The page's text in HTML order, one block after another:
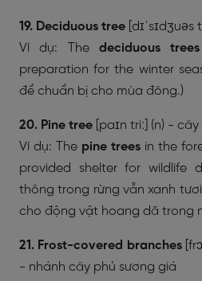
19. Deciduous tree
Ví dụ: The deciduous trees
preparation for the winter
để chuẩn bị cho mùa đông.)
20. Pine tree [paɪn triː] (n) -
Ví dụ: The pine trees in the
provided shelter for wildlife
thông trong rừng vẫn xanh
cho động vật hoang dã trong
21. Frost-covered branches
- nhánh cây phủ sương giá